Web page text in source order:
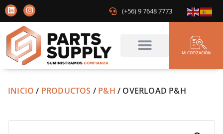
(+56) 9 7648 7773
MI COTIZACIÓN
INICIO / PRODUCTOS / P&H / OVERLOAD P&H